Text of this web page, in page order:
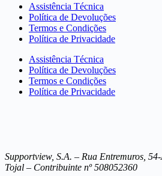
Assistência Técnica
Política de Devoluções
Termos e Condições
Política de Privacidade
Assistência Técnica
Política de Devoluções
Termos e Condições
Política de Privacidade
Supportview, S.A. – Rua Entremuros,
Tojal – Contribuinte nº 508052360